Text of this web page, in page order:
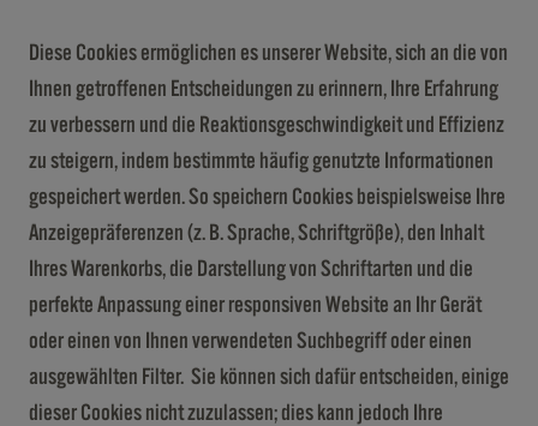
Diese Cookies ermöglichen es unserer Website, sich an die von
Ihnen getroffenen Entscheidungen zu erinnern, Ihre Erfahrung
zu verbessern und die Reaktionsgeschwindigkeit und Effizienz
zu steigern, indem bestimmte häufig genutzte Informationen
gespeichert werden. So speichern Cookies beispielsweise Ihre
Anzeigepräferenzen (z. B. Sprache, Schriftgröße), den Inhalt
Ihres Warenkorbs, die Darstellung von Schriftarten und die
perfekte Anpassung einer responsiven Website an Ihr Gerät
oder einen von Ihnen verwendeten Suchbegriff oder einen
ausgewählten Filter. Sie können sich dafür entscheiden, einige
dieser Cookies nicht zuzulassen; dies kann jedoch Ihre